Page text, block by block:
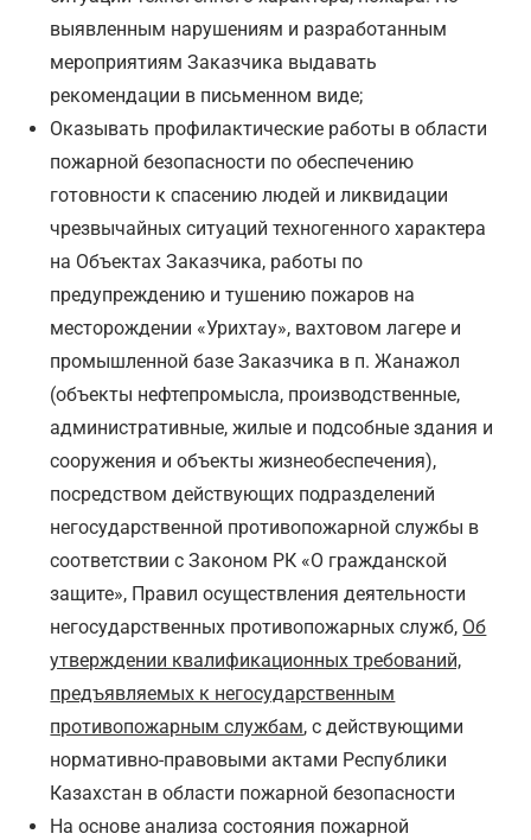
выявленным нарушениям и разработанным
мероприятиям Заказчика выдавать
рекомендации в письменном виде;
Оказывать профилактические работы в области
пожарной безопасности по обеспечению
готовности к спасению людей и ликвидации
чрезвычайных ситуаций техногенного характера
на Объектах Заказчика, работы по
предупреждению и тушению пожаров на
месторождении «Урихтау», вахтовом лагере и
промышленной базе Заказчика в п. Жанажол
(объекты нефтепромысла, производственные,
административные, жилые и подсобные здания и
сооружения и объекты жизнеобеспечения),
посредством действующих подразделений
негосударственной противопожарной службы в
соответствии с Законом РК «О гражданской
защите», Правил осуществления деятельности
негосударственных противопожарных служб, Об
утверждении квалификационных требований,
предъявляемых к негосударственным
противопожарным службам, с действующими
нормативно-правовыми актами Республики
Казахстан в области пожарной безопасности
На основе анализа состояния пожарной